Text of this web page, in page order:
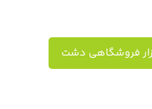
فروشگاهی دشت